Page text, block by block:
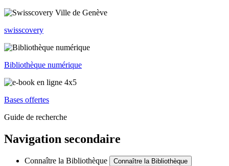
swisscovery
Bibliothèque numérique
Bases offertes
Guide de recherche
Navigation secondaire
Connaître la Bibliothèque Connaître la Bibliothèque